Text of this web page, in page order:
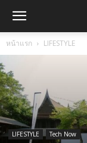
หน้าแรก LIFESTYLE
LIFESTYLE Tech Now